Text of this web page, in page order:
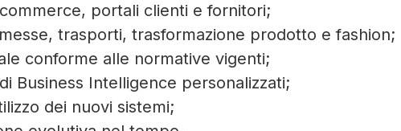
portali clienti e fornitori;
trasporti, trasformazione prodotto e fashion;
conforme alle normative vigenti;
Business Intelligence personalizzati;
dei nuovi sistemi;